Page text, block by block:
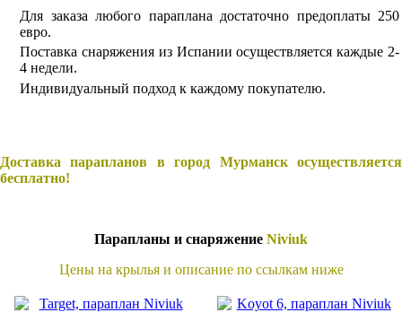
Для заказа любого параплана достаточно предоплаты 250
евро.
Поставка снаряжения из Испании осуществляется каждые 2-
4 недели.
Индивидуальный подход к каждому покупателю.
Доставка парапланов в город Мурманск осуществляется
бесплатно!
Парапланы и снаряжение Niviuk
Цены на крылья и описание по ссылкам ниже